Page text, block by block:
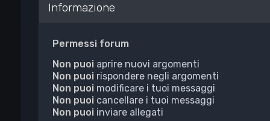
Informazione
Permessi forum
Non puoiaprire nuovi argomenti
Non puoirispondere negli argomenti
Non puoimodificare i tuoi messaggi
Non puoicancellare i tuoi messaggi
Non puoiinviare allegati